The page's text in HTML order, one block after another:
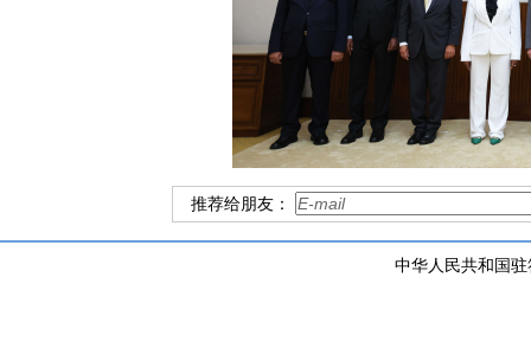
推荐给朋友：
中华人民共和国